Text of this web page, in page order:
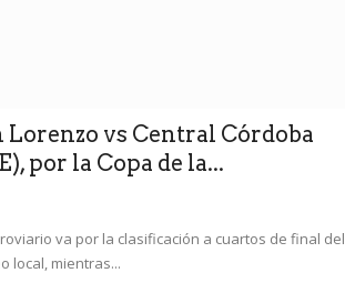
Lorenzo vs Central Córdoba
por la Copa de la...
va por la clasificación a cuartos de final del
local, mientras...